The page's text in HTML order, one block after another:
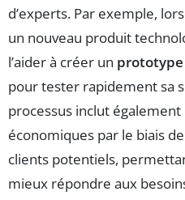
d’experts. Par exemple,
un nouveau produit
l’aider à créer un
pour tester rapidement sa
processus inclut
économiques par le biais
clients potentiels,
mieux répondre aux